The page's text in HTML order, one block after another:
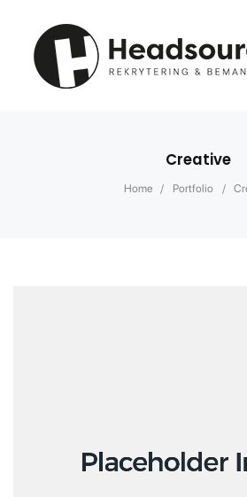
Creative
Home / Portfolio /